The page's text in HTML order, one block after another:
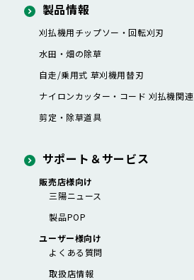
製品情報
刈払機用チップソー・回転刈刃
水田・畑の除草
自走/乗用式 草刈機用替刃
ナイロンカッター・ コード 刈払機関連
剪定・除草道具
サポート＆サービス
販売店様向け
三陽ニュース
製品POP
ユーザー様向け
よくある質問
取扱店情報